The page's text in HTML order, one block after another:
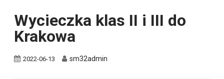
Wycieczka klas II i III do
Krakowa
2022-06-13 sm32admin